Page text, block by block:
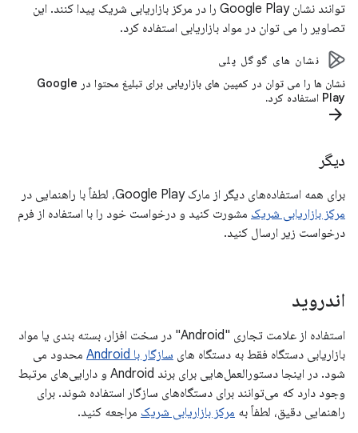
توانند نشان Google Play را در مرکز بازاریابی شریک پیدا کنند. این
تصاویر را می توان در مواد بازاریابی استفاده کرد.
نشان های گوگل پلی
نشان ها را می توان در کمپین های بازاریابی برای تبلیغ محتوا در Google
Play استفاده کرد.
arrow_forward
دیگر
برای همه استفاده‌های دیگر از مارک Google Play، لطفاً با راهنمایی در
مرکز بازاریابی شریک مشورت کنید و درخواست خود را با استفاده از فرم
درخواست زیر ارسال کنید.
اندروید
استفاده از علامت تجاری "Android" در سخت افزار، بسته بندی یا مواد
بازاریابی دستگاه فقط به دستگاه های سازگار با Android
محدود می
شود. در اینجا دستورالعمل‌هایی برای برند Android و دارایی‌های مرتبط
وجود دارد که می‌توانند برای دستگاه‌های سازگار استفاده شوند. برای
راهنمایی دقیق، لطفاً به مرکز بازاریابی شریک مراجعه کنید.